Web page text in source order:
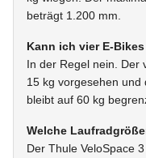
beträgt 1.200 mm.
Kann ich vier E-
In der Regel nein. Der
15 kg vorgesehen und
bleibt auf 60 kg
Welche
Der Thule VeloSpace